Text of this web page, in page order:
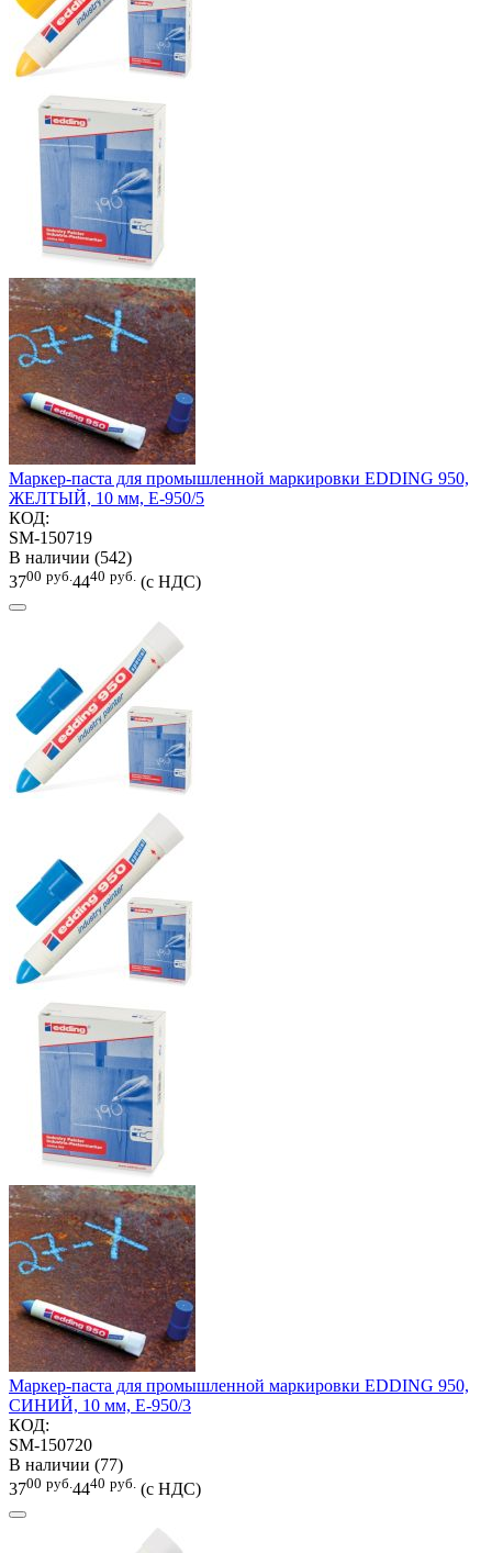
Маркер-паста для промышленной маркировки EDDING 950,
ЖЕЛТЫЙ, 10 мм, E-950/5
КОД:
SM-150719
В наличии (542)
3700 руб. 4440 руб. (с НДС)
Маркер-паста для промышленной маркировки EDDING 950,
СИНИЙ, 10 мм, E-950/3
КОД:
SM-150720
В наличии (77)
3700 руб. 4440 руб. (с НДС)